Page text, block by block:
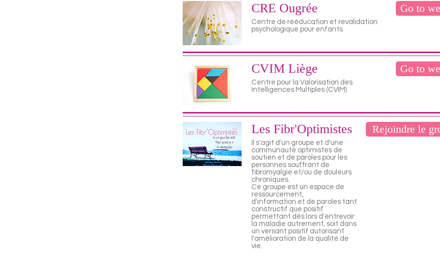
CRE Ougrée
Centre de rééducation et revalidation
psychologique pour enfants
Go to
CVIM Liège
Centre pour la Valorisation des
Intelligences Multiples (CVIM)
Go to
Les Fibr'Optimistes
Il s'agit d'un groupe et d'une
communauté optimistes de
soutien et de paroles pour les
personnes souffrant de
fibromyalgie et/ou de douleurs
chroniques.
Ce groupe est un espace de
ressourcement,
d'information et de paroles tant
constructif que positif
permettant dès lors d'entrevoir
la maladie autrement, soit dans
un versant positif autorisant
l'amélioration de la qualité de
vie.
Rejoindre le